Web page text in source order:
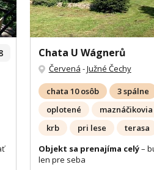
Chata U Wágnerů
Červená -Južné Čechy
chata 10 osôb
3 spálne
oplotené
krb
pri lese
terasa
Objekt sa prenajíma celý–
len pre seba